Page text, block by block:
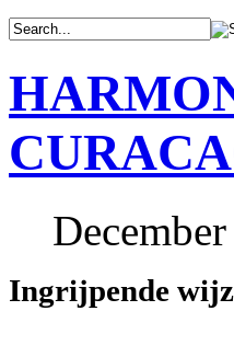
Ingrijpende